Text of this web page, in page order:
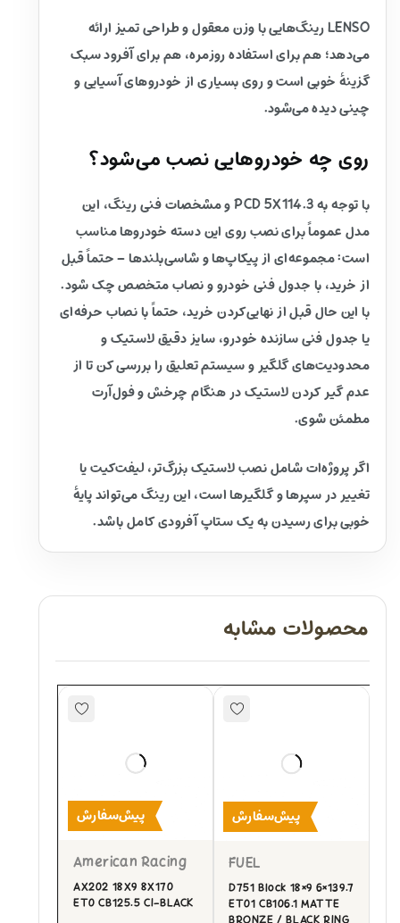
LENSO رینگ‌هایی با وزن معقول و طراحی تمیز ارائه
می‌دهد؛ هم برای استفاده روزمره، هم برای آفرود سبک
گزینهٔ خوبی است و روی بسیاری از خودروهای آسیایی و
چینی دیده می‌شود.
روی چه خودروهایی نصب می‌شود؟
با توجه به PCD 5X114.3 و مشخصات فنی رینگ، این
مدل عموماً برای نصب روی این دسته خودروها مناسب
است: مجموعه‌ای از پیکاپ‌ها و شاسی‌بلندها – حتماً قبل
از خرید، با جدول فنی خودرو و نصاب متخصص چک شود.
با این حال قبل از نهایی‌کردن خرید، حتماً با نصاب حرفه‌ای
یا جدول فنی سازنده خودرو، سایز دقیق لاستیک و
محدودیت‌های گلگیر و سیستم تعلیق را بررسی کن تا از
عدم گیر کردن لاستیک در هنگام چرخش و فول‌آرت
مطمئن شوی.
اگر پروژه‌ات شامل نصب لاستیک بزرگ‌تر، لیفت‌کیت یا
تغییر در سپرها و گلگیرها است، این رینگ می‌تواند پایهٔ
خوبی برای رسیدن به یک ستاپ آفرودی کامل باشد.
محصولات مشابه
پیش‌سفارش
FUEL
D751 Block 18×9 6×139.7
ET01 CB106.1 MATTE
پیش‌سفارش
American Racing
AX202 18X9 8X170
ET0 CB125.5 CI-BLACK